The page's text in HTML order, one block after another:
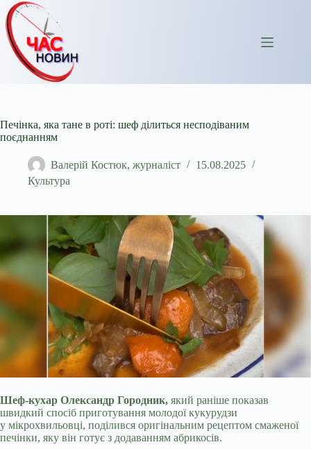
Перейти
до
вмісту
Печінка, яка тане в роті: шеф ділиться несподіваним
поєднанням
Валерій Костюк, журналіст
15.08.2025
Культура
Шеф-кухар Олександр Городник, який раніше показав
швидкий спосіб приготування молодої кукурудзи
у мікрохвильовці, поділився оригінальним рецептом смаженої
печінки, яку він готує з додаванням абрикосів.